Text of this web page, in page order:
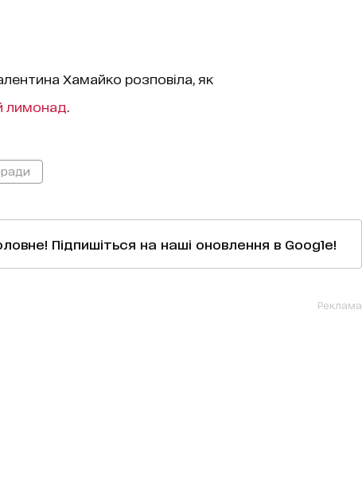
Хамайко розповіла, як
лимонад
Підпишіться на наші оновлення в Google!
Реклама